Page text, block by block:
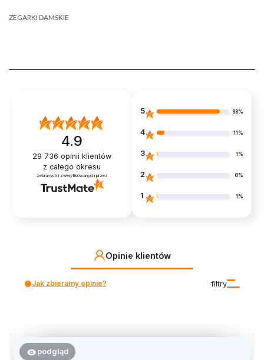
ZEGARKI DAMSKIE
4.9
29 736 opinii klientów
z całego okresu
zebranych i zweryfikowanych przez
5 88%
4 11%
3 1%
2 0%
1 1%
Opinie klientów
filtry
Jak zbieramy opinie?
podgląd